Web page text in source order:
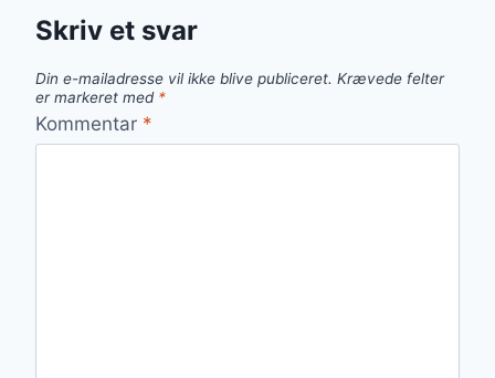
Skriv et svar
Din e-mailadresse vil ikke blive publiceret. Krævede felter
er markeret med *
Kommentar *